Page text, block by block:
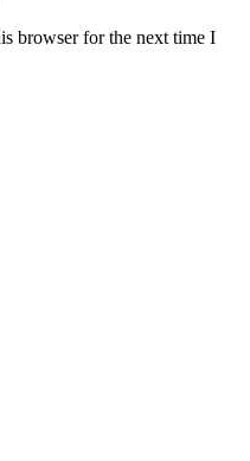
browser for the next time I